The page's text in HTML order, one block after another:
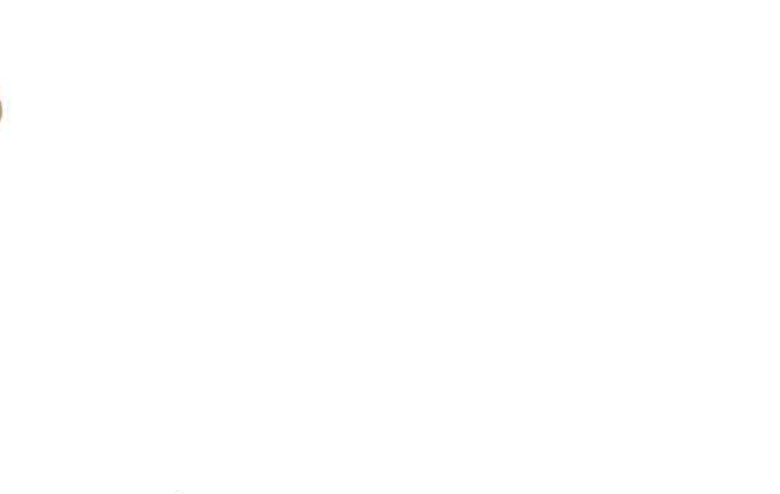
DETAILNÉ INFORMÁCIE